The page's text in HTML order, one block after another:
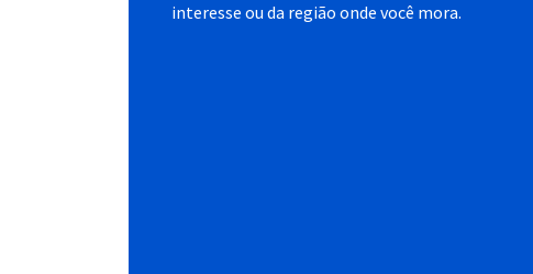
interesse ou da região onde você mora.